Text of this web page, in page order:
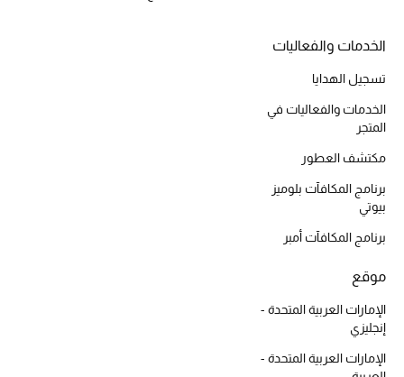
مستحضرات العناية
مستحضرات الاستحمام والعناية بالجسم
العناية بالشعر
الصحة والعافية
هدايا
مجموعة الجمال
الجمال في بلوميز
الخدمات والفعاليات
تسجيل الهدايا
الخدمات والفعاليات في
المتجر
مكتشف العطور
برنامج المكافآت بلوميز
بيوتي
برنامج المكافآت أمبر
موقع
الإمارات العربية المتحدة -
إنجليزي
الإمارات العربية المتحدة -